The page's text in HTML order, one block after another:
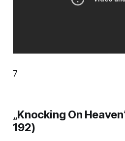
7
„Knocking On
192)